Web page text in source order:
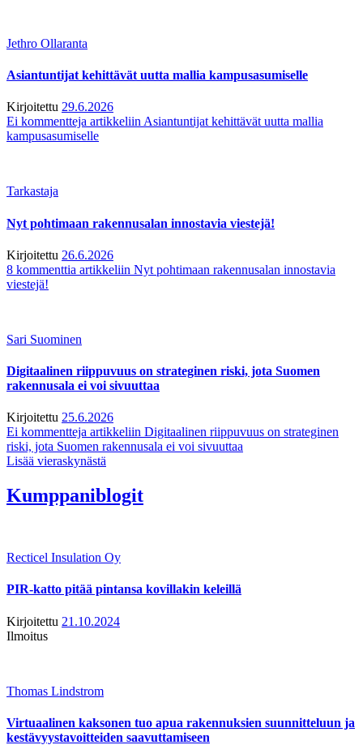
Jethro Ollaranta
Asiantuntijat kehittävät uutta mallia kampusasumiselle
Kirjoitettu 29.6.2026
Ei kommentteja artikkeliin Asiantuntijat kehittävät uutta mallia
kampusasumiselle
Tarkastaja
Nyt pohtimaan rakennusalan innostavia viestejä!
Kirjoitettu 26.6.2026
8 kommenttia artikkeliin Nyt pohtimaan rakennusalan innostavia
viestejä!
Sari Suominen
Digitaalinen riippuvuus on strateginen riski, jota Suomen
rakennusala ei voi sivuuttaa
Kirjoitettu 25.6.2026
Ei kommentteja artikkeliin Digitaalinen riippuvuus on strateginen
riski, jota Suomen rakennusala ei voi sivuuttaa
Lisää vieraskynästä
Kumppaniblogit
Recticel Insulation Oy
PIR-katto pitää pintansa kovillakin keleillä
Kirjoitettu 21.10.2024
Ilmoitus
Thomas Lindstrom
Virtuaalinen kaksonen tuo apua rakennuksien suunnitteluun ja
kestävyystavoitteiden saavuttamiseen